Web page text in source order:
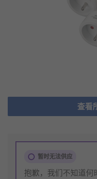
查看
暂时无法供应
抱歉，我们不知道何